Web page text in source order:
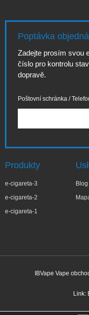
Poptávka
Zadejte prosím svou
číslo pro kontrolu
dopravě.
Poštovní schránka /
Produkty
e-cigareta-3
e-cigareta-2
e-cigareta-1
Blog
IBVape Vape
Link: